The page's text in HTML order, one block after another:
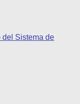
del Sistema de